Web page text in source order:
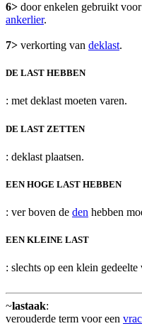
6> door enkelen gebruikt
ankerlier.
7> verkorting van deklast.
DE LAST HEBBEN
: met deklast moeten varen.
DE LAST ZETTEN
: deklast plaatsen.
EEN HOGE LAST HEBBEN
: ver boven de den hebben
EEN KLEINE LAST
: slechts op een klein gedeelte
~lastaak:
verouderde term voor een